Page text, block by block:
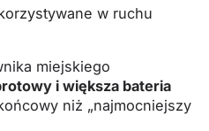
w ruchu
miejskiego
i większa bateria
niż „najmocniejszy